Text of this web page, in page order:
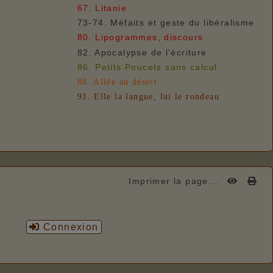
67. Litanie
73-74. Méfaits et geste du libéralisme
80. Lipogrammes, discours
82. Apocalypse de l'écriture
86. Petits Poucets sans calcul
88. Allée au désert
91. Elle la langue, lui le rondeau
Imprimer la page...
Connexion